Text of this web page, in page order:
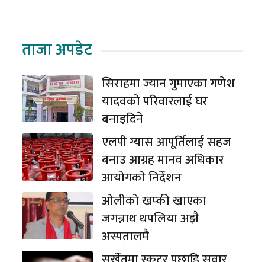
ताजा अपडेट
सिराहमा ज्यान गुमाएका गणेश
यादवको परिवारलाई घर
बनाइदिने
एलपी ग्यास आपूर्तिलाई सहज
बनाउ आग्रह मानव अधिकार
आयोगको निर्देशन
ओलीको खप्की खाएका
जगन्नाथ थपलिया अझै
अस्पतालमै